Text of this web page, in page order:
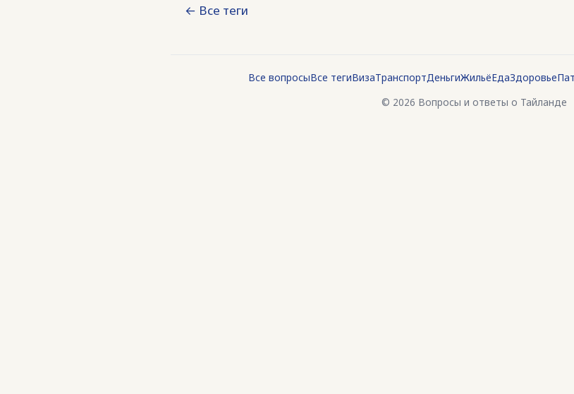
← Все теги
Все вопросыВсе тегиВизаТранспортДеньгиЖильёЕдаЗдоровье
© 2026 Вопросы и ответы о Тайланде